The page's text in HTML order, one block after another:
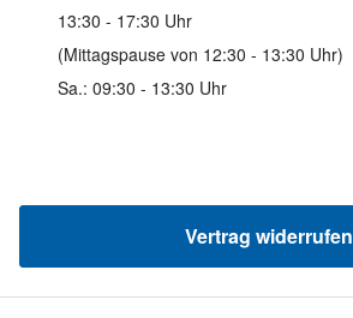
13:30 - 17:30 Uhr
(Mittagspause von 12:30 - 13:30 Uhr)
Sa.: 09:30 - 13:30 Uhr
Vertrag widerrufen